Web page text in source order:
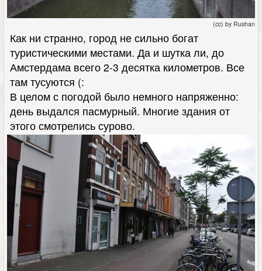
(cc) by Rushan
Как ни странно, город не сильно богат
туристическими местами. Да и шутка ли, до
Амстердама всего 2-3 десятка километров. Все
там тусуются (:
В целом с погодой было немного напряженно:
день выдался пасмурный. Многие здания от
этого смотрелись сурово.